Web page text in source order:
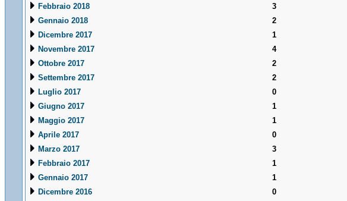
Febbraio 2018
3
Gennaio 2018
2
Dicembre 2017
1
Novembre 2017
4
Ottobre 2017
2
Settembre 2017
2
Luglio 2017
0
Giugno 2017
1
Maggio 2017
1
Aprile 2017
0
Marzo 2017
3
Febbraio 2017
1
Gennaio 2017
1
Dicembre 2016
0